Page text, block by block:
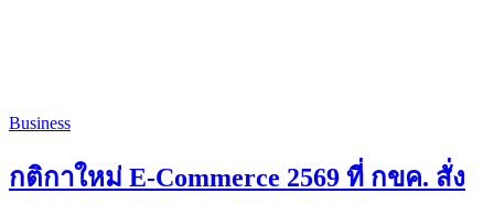
Business
กติกาใหม่ E-Commerce 2569 ที่ กขค. สั่ง